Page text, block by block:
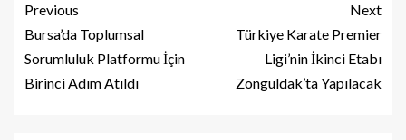
Previous
Bursa’da Toplumsal
Sorumluluk Platformu İçin
Birinci Adım Atıldı
Next
Türkiye Karate Premier
Ligi’nin İkinci Etabı
Zonguldak’ta Yapılacak